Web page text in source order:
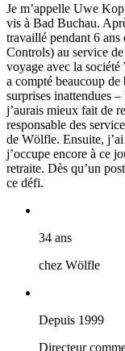
Je m’appelle Uwe
vis à Bad Buchau.
travaillé pendant 6
Controls) au service
voyage avec la
a compté beaucoup de
surprises inattendues
j’aurais mieux fait de
responsable des
de Wölfle. Ensuite,
j’occupe encore à ce
retraite. Dès qu’un
ce défi.
34 ans
chez Wölfle
Depuis 1999
Directeur